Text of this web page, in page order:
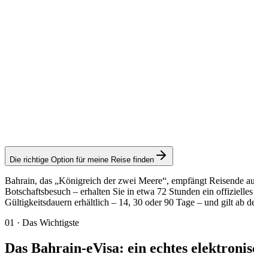
Die richtige Option für meine Reise finden
Bahrain, das „Königreich der zwei Meere“, empfängt Reisende
Botschaftsbesuch – erhalten Sie in etwa 72 Stunden ein
Gültigkeitsdauern erhältlich – 14, 30 oder 90 Tage – und gilt ab
01 · Das Wichtigste
Das Bahrain-eVisa: ein echtes